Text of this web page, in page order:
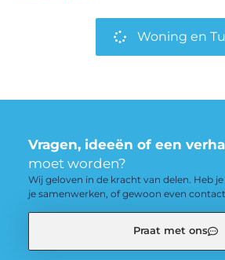
Woning en
Vragen, ideeën of een
moet worden?
Wij geloven in de kracht van delen. Heb
je samenwerken, of gewoon even
Praat met ons